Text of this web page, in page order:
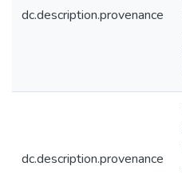
dc.description.provenance
dc.description.provenance